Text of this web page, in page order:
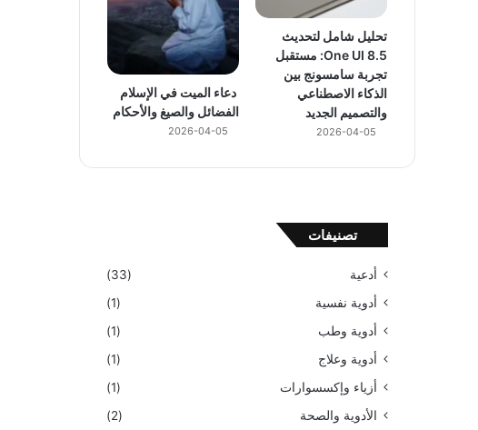
تحليل شامل لتحديث
One UI 8.5: مستقبل
تجربة سامسونج بين
الذكاء الاصطناعي
والتصميم الجديد
2026-04-05
دعاء الميت في الإسلام
الفضائل والصيغ والأحكام
2026-04-05
تصنيفات
أدعية
(33)
أدوية نفسية
(1)
أدوية وطب
(1)
أدوية وعلاج
(1)
أزياء وإكسسوارات
(1)
الأدوية والصحة
(2)